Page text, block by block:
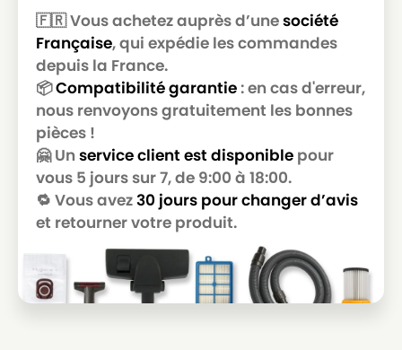
🇫🇷 Vous achetez auprès d’unesociété
Française, qui expédie les commandes
depuis la France.
📦Compatibilité garantie: en cas d'erreur,
nous renvoyons gratuitement les bonnes
pièces !
🤗 Un service client est disponible pour
vous 5 jours sur 7, de 9:00 à 18:00.
🔁 Vous avez30 jours pour changer d’avis
et retourner votre produit.